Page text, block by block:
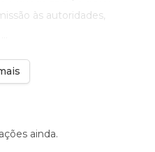
às autoridades,
ainda.